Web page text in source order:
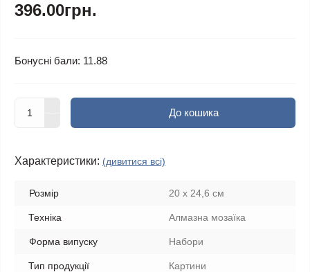
396.00грн.
Бонусні бали: 11.88
До кошика
Характеристики: (дивитися всі)
Розмір 20 х 24,6 см
Техніка Алмазна мозаїка
Форма випуску Набори
Тип продукції Картини